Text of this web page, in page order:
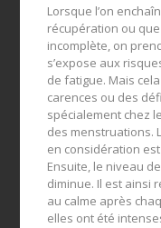
Lorsque l’on
récupération ou
incomplète, on
s’expose aux
de fatigue. Mais
carences ou des
spécialement chez
des menstruations.
en considération
Ensuite, le niveau
diminue. Il est ainsi
au calme après
elles ont été